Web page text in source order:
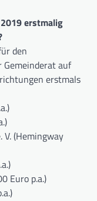
erstmalig
den
Gemeinderat auf
erstmals
(Hemingway
Euro p.a.)